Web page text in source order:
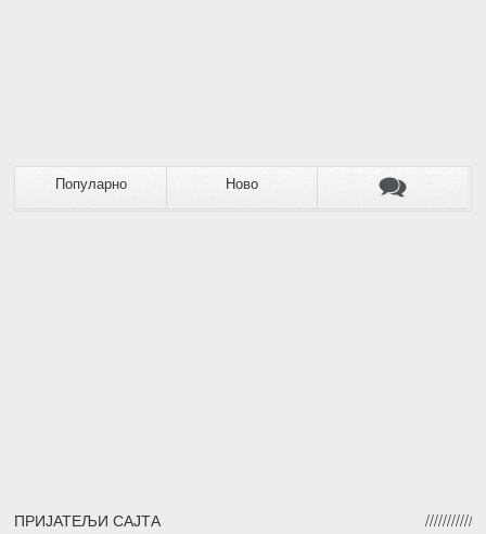
Популарно Ново
ПРИЈАТЕЉИ САЈТА